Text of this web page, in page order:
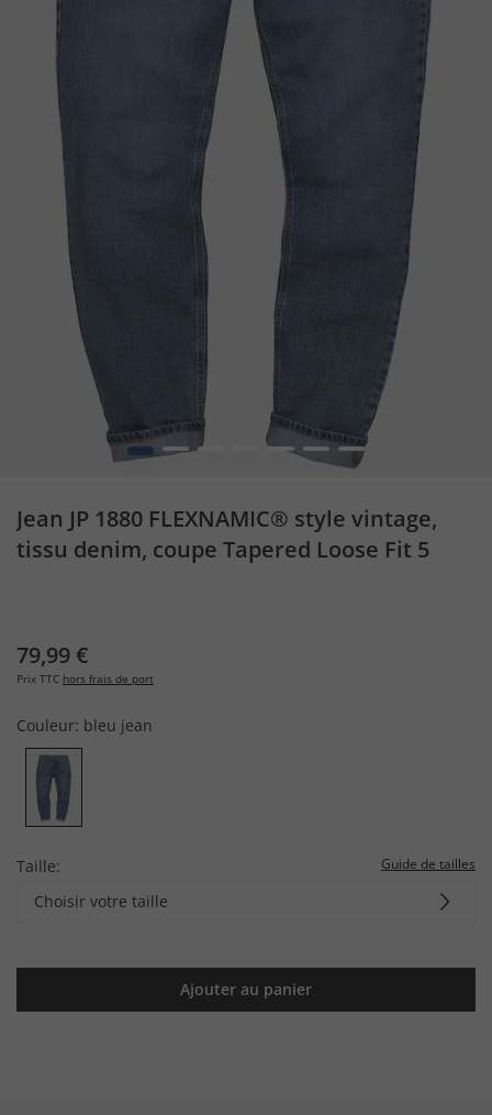
1 2 6 7
Jean JP 1880 FLEXNAMIC® style vintage,
tissu denim, coupe Tapered Loose Fit 5
79,99 €
Prix TTC hors frais de port
Couleur: bleu jean
Taille: Guide de tailles
Choisir votre taille
Ajouter au panier